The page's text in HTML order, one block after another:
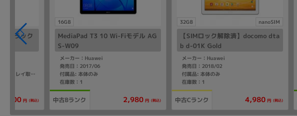
ブラック
付属品: 箱/USBケーブル/カードトレイ取り外しツール/クイックスタートガイド
円 (税込)
16GB
MediaPad T3 10 Wi-Fiモデル AG
S-W09
メーカー：Huawei
発売日：2017/06
付属品: 本体のみ
在庫数：1
中古Bランク 2,980 円 (税込)
32GB nanoSIM
【SIMロック解除済】docomo dta
b d-01K Gold
メーカー：Huawei
発売日：2018/02
付属品: 本体のみ
在庫数：1
中古Cランク 4,980 円 (税込)